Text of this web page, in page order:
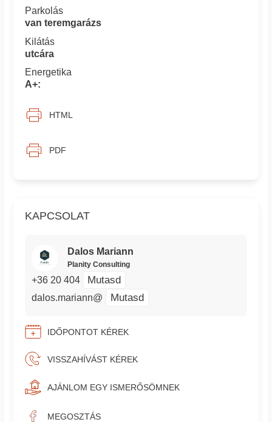
KAPCSOLAT
Dalos Mariann
Planity Consulting
+36 20 404 Mutasd
dalos.mariann@ Mutasd
IDŐPONTOT KÉREK
VISSZAHÍVÁST KÉREK
AJÁNLOM EGY ISMERŐSÖMNEK
MEGOSZTÁS
Parkolás
van teremgarázs
Kilátás
utcára
Energetika
A+:
HTML
PDF